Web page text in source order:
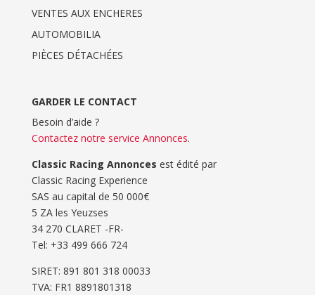
VENTES AUX ENCHERES
AUTOMOBILIA
PIÈCES DÉTACHÉES
GARDER LE CONTACT
Besoin d’aide ?
Contactez notre service Annonces.
Classic Racing Annonces est édité par
Classic Racing Experience
SAS au capital de 50 000€
5 ZA les Yeuzses
34 270 CLARET -FR-
Tel: ‭+33 499 666 724‬
SIRET: 891 801 318 00033
TVA: FR1 8891801318